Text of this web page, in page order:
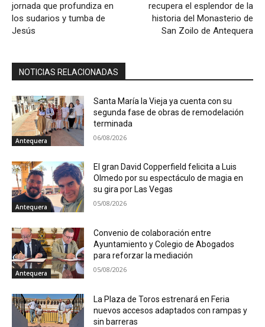
jornada que profundiza en
los sudarios y tumba de
Jesús
recupera el esplendor de la
historia del Monasterio de
San Zoilo de Antequera
NOTICIAS RELACIONADAS
Antequera
Santa María la Vieja ya cuenta con su
segunda fase de obras de remodelación
terminada
06/08/2026
Antequera
El gran David Copperfield felicita a Luis
Olmedo por su espectáculo de magia en
su gira por Las Vegas
05/08/2026
Antequera
Convenio de colaboración entre
Ayuntamiento y Colegio de Abogados
para reforzar la mediación
05/08/2026
La Plaza de Toros estrenará en Feria
nuevos accesos adaptados con rampas y
sin barreras